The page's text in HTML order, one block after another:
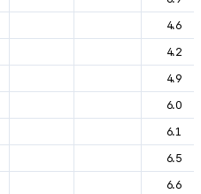
4.6
4.2
4.9
6.0
6.1
6.5
6.6